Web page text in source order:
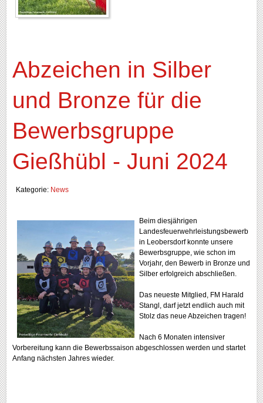
Abzeichen in Silber
und Bronze für die
Bewerbsgruppe
Gießhübl - Juni 2024
Kategorie: News
Beim diesjährigen
Landesfeuerwehrleistungsbewerb
in Leobersdorf konnte unsere
Bewerbsgruppe, wie schon im
Vorjahr, den Bewerb in Bronze und
Silber erfolgreich abschließen.
Das neueste Mitglied, FM Harald
Stangl, darf jetzt endlich auch mit
Stolz das neue Abzeichen tragen!
Nach 6 Monaten intensiver
Vorbereitung kann die Bewerbssaison abgeschlossen werden und startet
Anfang nächsten Jahres wieder.